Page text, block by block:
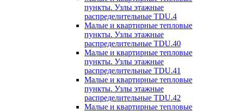
пункты. Узлы этажные
распределительные TDU.4
Малые и квартирные тепловые
пункты. Узлы этажные
распределительные TDU.40
Малые и квартирные тепловые
пункты. Узлы этажные
распределительные TDU.41
Малые и квартирные тепловые
пункты. Узлы этажные
распределительные TDU.42
Малые и квартирные тепловые